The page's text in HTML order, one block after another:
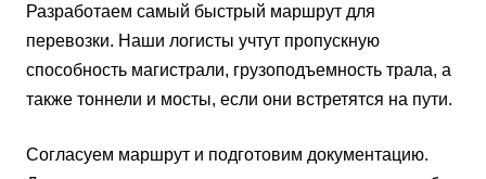
Разработаем самый быстрый маршрут для
перевозки. Наши логисты учтут пропускную
способность магистрали, грузоподъемность трала, а
также тоннели и мосты, если они встретятся на пути.
Согласуем маршрут и подготовим документацию.